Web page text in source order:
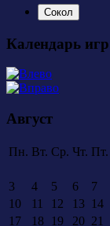
Сокол
Календарь игр
Август
Пн. Вт. Ср. Чт. Пт.
3
4 5 6 7
10
11 12 13 14
17
18 19 20 21